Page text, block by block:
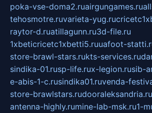
poka-vse-doma2.ruairgungames.ru
tehosmotre.ruvarieta-yug.ru
raytor-d.ruatillagunn.ru3d-file.ru
1xbeticricetc1xbetti5.ruuafoot-
store-brawl-stars.rukts-services.ru
sindika-01.rusp-life.rux-legion.rusib-
e-abis-1-c.rusindika01.ruvenda-
store-brawlstars.rudooraleksandria.ru
antenna-highly.rumine-lab-msk.ru1-